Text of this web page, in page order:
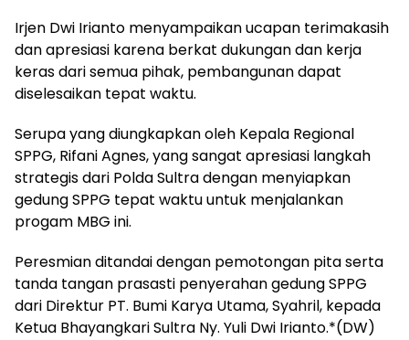
Irjen Dwi Irianto menyampaikan ucapan terimakasih
dan apresiasi karena berkat dukungan dan kerja
keras dari semua pihak, pembangunan dapat
diselesaikan tepat waktu.
Serupa yang diungkapkan oleh Kepala Regional
SPPG, Rifani Agnes, yang sangat apresiasi langkah
strategis dari Polda Sultra dengan menyiapkan
gedung SPPG tepat waktu untuk menjalankan
progam MBG ini.
Peresmian ditandai dengan pemotongan pita serta
tanda tangan prasasti penyerahan gedung SPPG
dari Direktur PT. Bumi Karya Utama, Syahril, kepada
Ketua Bhayangkari Sultra Ny. Yuli Dwi Irianto.*(DW)